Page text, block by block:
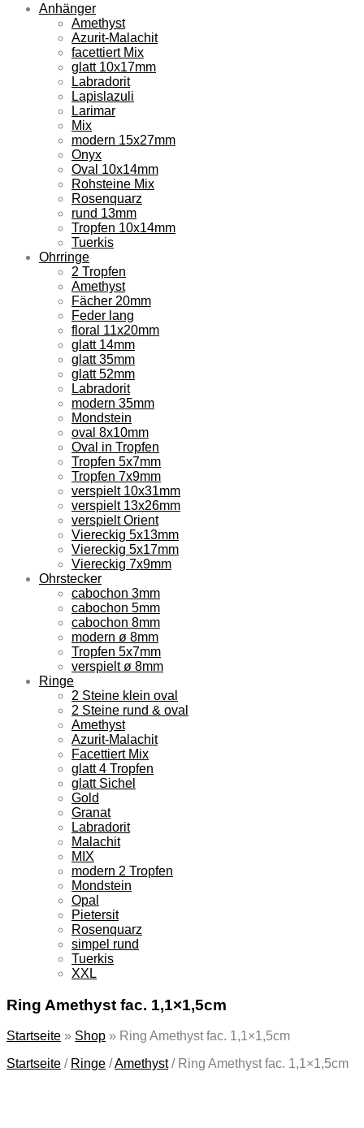
Anhänger
Amethyst
Azurit-Malachit
facettiert Mix
glatt 10x17mm
Labradorit
Lapislazuli
Larimar
Mix
modern 15x27mm
Onyx
Oval 10x14mm
Rohsteine Mix
Rosenquarz
rund 13mm
Tropfen 10x14mm
Tuerkis
Ohrringe
2 Tropfen
Amethyst
Fächer 20mm
Feder lang
floral 11x20mm
glatt 14mm
glatt 35mm
glatt 52mm
Labradorit
modern 35mm
Mondstein
oval 8x10mm
Oval in Tropfen
Tropfen 5x7mm
Tropfen 7x9mm
verspielt 10x31mm
verspielt 13x26mm
verspielt Orient
Viereckig 5x13mm
Viereckig 5x17mm
Viereckig 7x9mm
Ohrstecker
cabochon 3mm
cabochon 5mm
cabochon 8mm
modern ø 8mm
Tropfen 5x7mm
verspielt ø 8mm
Ringe
2 Steine klein oval
2 Steine rund & oval
Amethyst
Azurit-Malachit
Facettiert Mix
glatt 4 Tropfen
glatt Sichel
Gold
Granat
Labradorit
Malachit
MIX
modern 2 Tropfen
Mondstein
Opal
Pietersit
Rosenquarz
simpel rund
Tuerkis
XXL
Ring Amethyst fac. 1,1×1,5cm
Startseite » Shop » Ring Amethyst fac. 1,1×1,5cm
Startseite / Ringe /Amethyst/ Ring Amethyst fac. 1,1×1,5cm